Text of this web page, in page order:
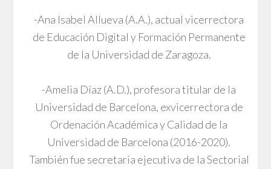
-Ana Isabel Allueva (A.A.), actual vicerrectora
de Educación Digital y Formación Permanente
de la Universidad de Zaragoza.
-Amelia Díaz (A.D.), profesora titular de la
Universidad de Barcelona, exvicerrectora de
Ordenación Académica y Calidad de la
Universidad de Barcelona (2016-2020).
También fue secretaria ejecutiva de la Sectorial